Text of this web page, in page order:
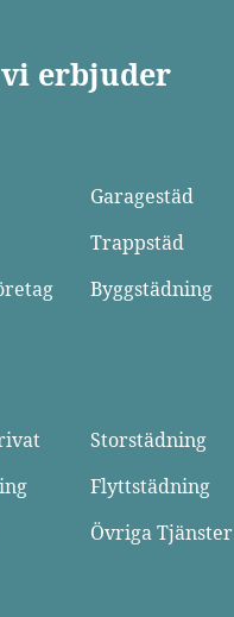
erbjuder
Garagestäd
Trappstäd
Byggstädning
Storstädning
Flyttstädning
Övriga Tjänster